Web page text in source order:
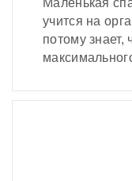
учится на
потому знает,